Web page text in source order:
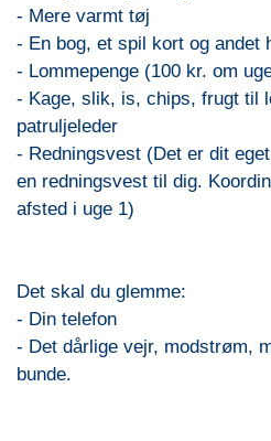
- Mere varmt tøj
- En bog, et spil kort og andet
- Lommepenge (100 kr. om
- Kage, slik, is, chips, frugt til
patruljeleder
- Redningsvest (Det er dit
en redningsvest til dig.
afsted i uge 1)
Det skal du glemme:
- Din telefon
- Det dårlige vejr, modstrøm,
bunde.